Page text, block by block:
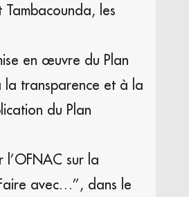
Tambacounda, les
en œuvre du Plan
la transparence et à la
du Plan
sur la
avec…’’, dans le